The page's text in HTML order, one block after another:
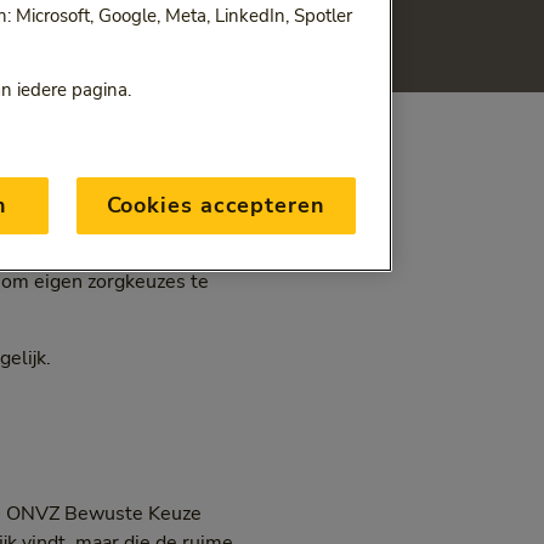
eigen zorgkeuzes te
Bewuste Keuze
Google, Meta, LinkedIn, Spotler
iedere pagina.
Cookies accepteren